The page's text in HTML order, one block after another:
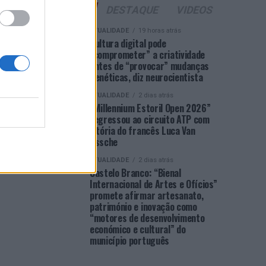
ATUALIDADE 19 horas atrás
Cultura digital pode
“comprometer” a criatividade
antes de “provocar” mudanças
genéticas, diz neurocientista
ATUALIDADE 2 dias atrás
“Millennium Estoril Open 2026”
regressou ao circuito ATP com
vitória do francês Luca Van
Assche
ATUALIDADE 2 dias atrás
Castelo Branco: “Bienal
Internacional de Artes e Ofícios”
promete afirmar artesanato,
património e inovação como
“motores de desenvolvimento
económico e cultural” do
município português